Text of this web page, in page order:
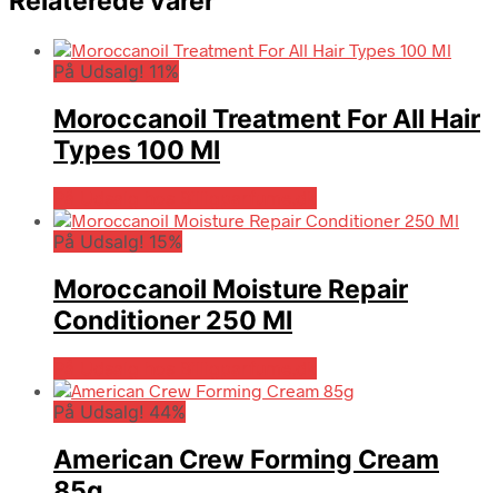
På Udsalg! 11%
Moroccanoil Treatment For All Hair
Types 100 Ml
På Udsalg! 15%
Moroccanoil Moisture Repair
Conditioner 250 Ml
På Udsalg! 44%
American Crew Forming Cream